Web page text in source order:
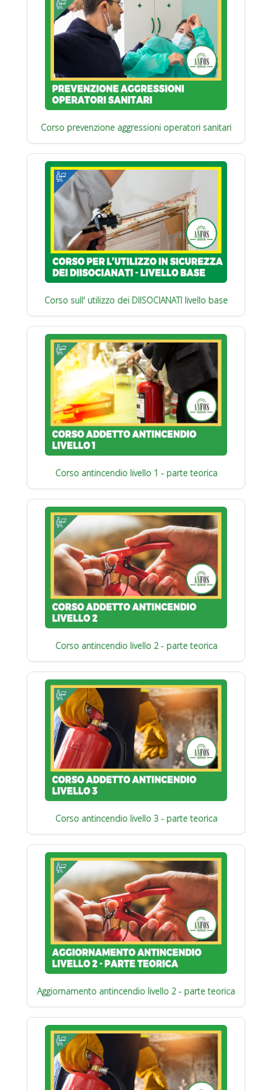
Corso prevenzione aggressioni operatori sanitari
Corso sull' utilizzo dei DIISOCIANATI livello base
Corso antincendio livello 1 - parte teorica
Corso antincendio livello 2 - parte teorica
Corso antincendio livello 3 - parte teorica
Aggiornamento antincendio livello 2 - parte teorica